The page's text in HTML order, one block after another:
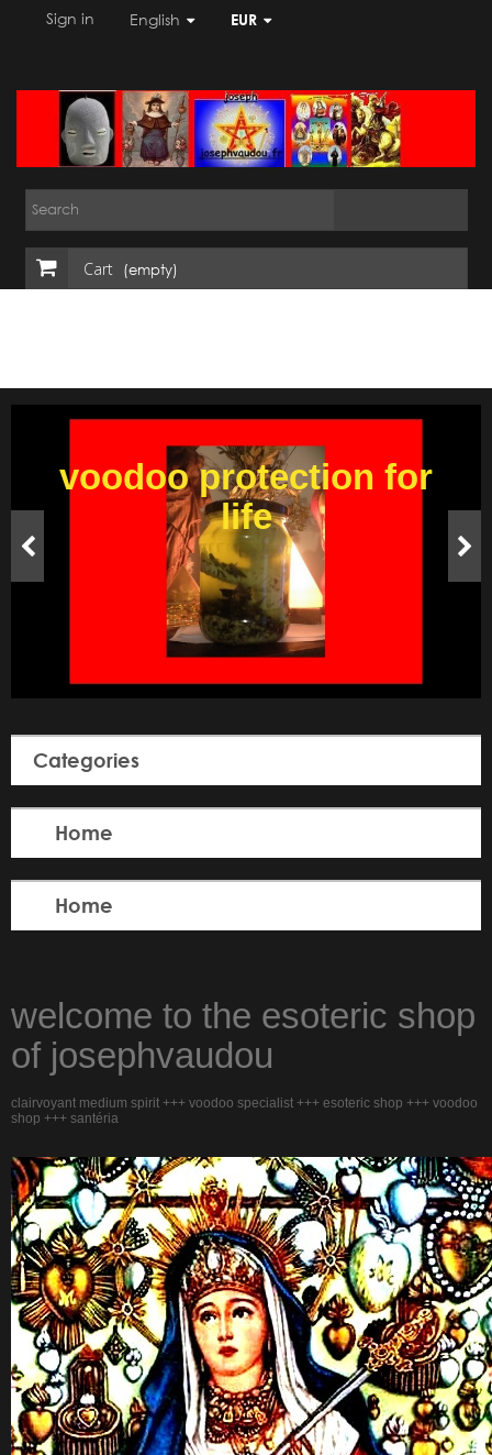
Sign in English EUR
Cart (empty)
disengagement ritual
with the big candle of
disengagement
Categories
Home
Home
welcome to the esoteric shop
of josephvaudou
clairvoyant medium spirit +++ voodoo specialist +++ esoteric shop +++ voodoo
shop +++ santéria